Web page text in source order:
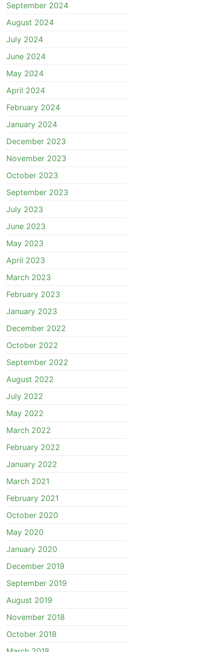
September 2024
August 2024
July 2024
June 2024
May 2024
April 2024
February 2024
January 2024
December 2023
November 2023
October 2023
September 2023
July 2023
June 2023
May 2023
April 2023
March 2023
February 2023
January 2023
December 2022
October 2022
September 2022
August 2022
July 2022
May 2022
March 2022
February 2022
January 2022
March 2021
February 2021
October 2020
May 2020
January 2020
December 2019
September 2019
August 2019
November 2018
October 2018